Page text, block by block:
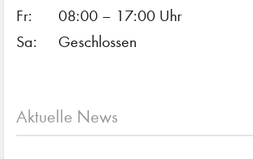
Fr:
08:00 – 17:00 Uhr
Sa:
Geschlossen
Aktuelle News